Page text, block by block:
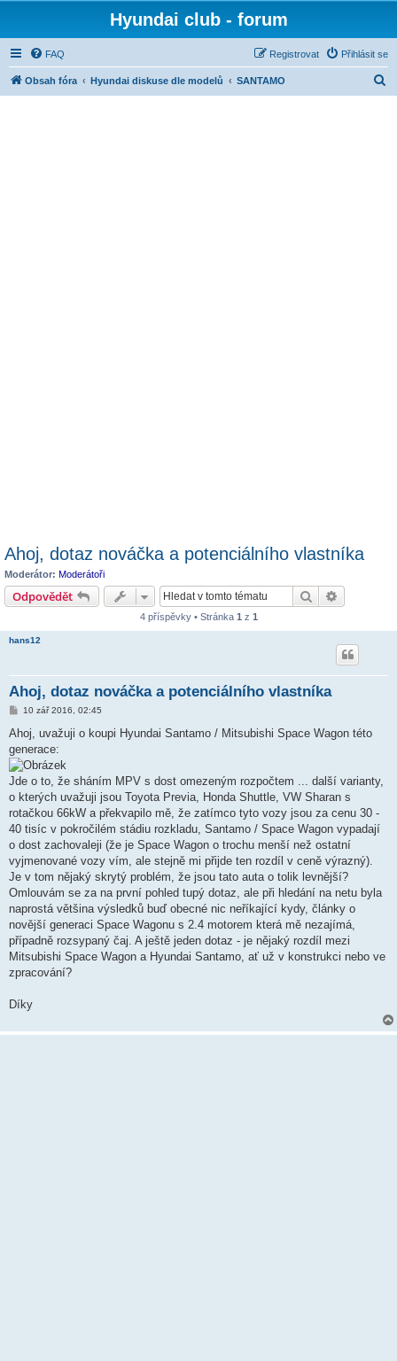
Hyundai club - forum
FAQ Přihlásit se
Registrovat
Obsah fóra Hyundai diskuse dle modelů SANTAMO
Ahoj, dotaz nováčka a potenciálního vlastníka
Moderátor: Moderátoři
Odpovědět Hledat
4 příspěvky • Stránka 1 z 1
hans12
Ahoj, dotaz nováčka a potenciálního vlastníka
P
í
p
ě
v
e
k
10 zář 2016, 02:45
Ahoj, uvažuji o koupi Hyundai Santamo / Mitsubishi Space Wagon této
generace:
Jde o to, že sháním MPV s dost omezeným rozpočtem ... další varianty,
o kterých uvažuji jsou Toyota Previa, Honda Shuttle, VW Sharan s
rotačkou 66kW a překvapilo mě, že zatímco tyto vozy jsou za cenu 30 -
40 tisíc v pokročilém stádiu rozkladu, Santamo / Space Wagon vypadají
o dost zachovaleji (že je Space Wagon o trochu menší než ostatní
vyjmenované vozy vím, ale stejně mi přijde ten rozdíl v ceně výrazný).
Je v tom nějaký skrytý problém, že jsou tato auta o tolik levnější?
Omlouvám se za na první pohled tupý dotaz, ale při hledání na netu byla
naprostá většina výsledků buď obecné nic neříkající kydy, články o
novější generaci Space Wagonu s 2.4 motorem která mě nezajímá,
případně rozsypaný čaj. A ještě jeden dotaz - je nějaký rozdíl mezi
Mitsubishi Space Wagon a Hyundai Santamo, ať už v konstrukci nebo ve
zpracování?
Díky